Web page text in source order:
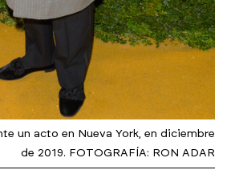
un acto en Nueva York, en diciembre
de 2019. FOTOGRAFÍA: RON ADAR